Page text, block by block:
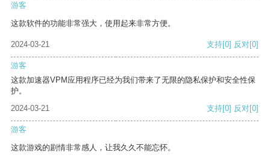
游客
这款软件的功能非常强大，使用起来非常方便。
2024-03-21 支持[0] 反对[0]
游客
这款加速器VPM应用程序已经为我们带来了无限的隐私保护和安全性保
护。
2024-03-21
支持[0] 反对[0]
游客
这款游戏的剧情非常感人，让我久久不能忘怀。